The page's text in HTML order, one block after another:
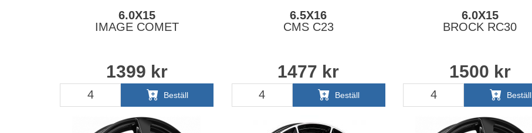
6.0X15
IMAGE COMET
1399 kr
Beställ
6.5X16
CMS C23
1477 kr
Beställ
6.0X15
BROCK RC30
1500 kr
Beställ